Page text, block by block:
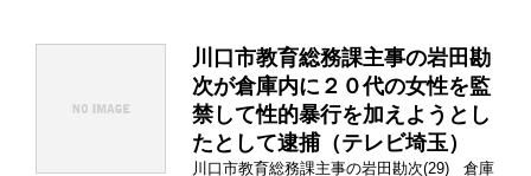
川口市教育総務課主事の岩田勘
次が倉庫内に２０代の女性を監
禁して性的暴行を加えようとし
たとして逮捕（テレビ埼玉）
川口市教育総務課主事の岩田勘次(29) 倉庫